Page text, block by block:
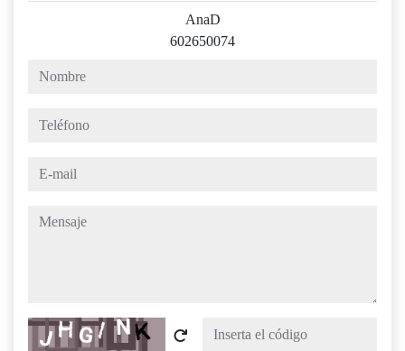
AnaD
602650074
nombre
teléfono
e-mail
mensaje
Captcha